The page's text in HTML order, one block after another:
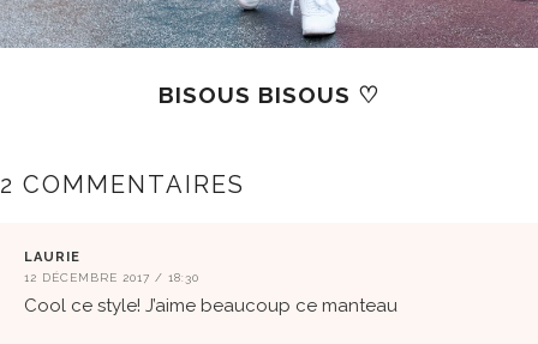
BISOUS BISOUS ♡
2 COMMENTAIRES
LAURIE
12 DÉCEMBRE 2017 / 18:30
Cool ce style! J’aime beaucoup ce manteau